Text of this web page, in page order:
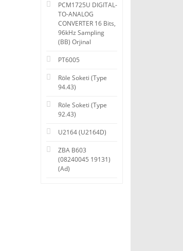
PCM1725U DIGITAL-
TO-ANALOG
CONVERTER 16 Bits,
96kHz Sampling
(BB) Orjinal
PT6005
Röle Soketi (Type
94.43)
Röle Soketi (Type
92.43)
U2164 (U2164D)
ZBA B603
(08240045 19131)
(Ad)